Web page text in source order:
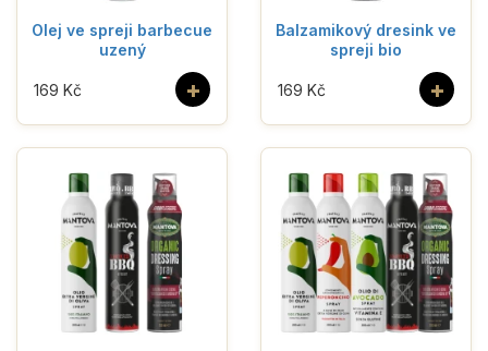
Olej ve spreji barbecue
uzený
+
169 Kč
Balzamikový dresink ve
spreji bio
+
169 Kč